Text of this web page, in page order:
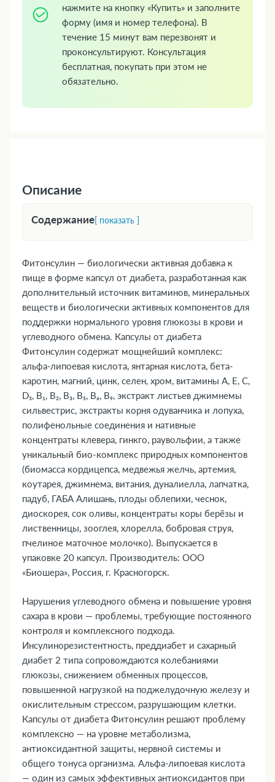
нажмите на кнопку «Купить» и заполните
форму (имя и номер телефона). В
течение 15 минут вам перезвонят и
проконсультируют. Консультация
бесплатная, покупать при этом не
обязательно.
Описание
Содержание[ показать ]
1. Форма выпуска
2. Фармакологическая группа
3. Фармакодинамика и фармакокинетика
4. Где купить Фитонсулин, наличие и цены в
аптеках
5. Показания к применению
6. Противопоказания
7. Состав
8. Инструкция по применению и дозы
9. Возможные побочные эффекты
10. Преимущества
11. Передозировка
12. Особые указания
13. Применение при беременности и
кормлении грудью
14. Влияние на способность управлять
транспортными средствами и механизмами
15. Совместимость с алкоголем
16. Условия хранения
17. ТОП-5 вопросов эксперту
Фитонсулин — биологически активная добавка к
пище в форме капсул от диабета, разработанная как
дополнительный источник витаминов, минеральных
веществ и биологически активных компонентов для
поддержки нормального уровня глюкозы в крови и
углеводного обмена. Капсулы от диабета
Фитонсулин содержат мощнейший комплекс:
альфа-липоевая кислота, янтарная кислота, бета-
каротин, магний, цинк, селен, хром, витамины А, Е, С,
D₃, В₁, В₂, В₃, В₅, В₆, В₉, экстракт листьев джимнемы
сильвестрис, экстракты корня одуванчика и лопуха,
полифенольные соединения и нативные
концентраты клевера, гинкго, раувольфии, а также
уникальный био-комплекс природных компонентов
(биомасса кордицепса, медвежья желчь, артемия,
коутарея, джимнема, витания, дуналиелла, лапчатка,
падуб, ГАБА Алишань, плоды облепихи, чеснок,
диоскорея, сок оливы, концентраты коры берёзы и
лиственницы, зооглея, хлорелла, бобровая струя,
пчелиное маточное молочко). Выпускается в
упаковке 20 капсул. Производитель: ООО
«Биошера», Россия, г. Красногорск.
Нарушения углеводного обмена и повышение уровня
сахара в крови — проблемы, требующие постоянного
контроля и комплексного подхода.
Инсулинорезистентность, преддиабет и сахарный
диабет 2 типа сопровождаются колебаниями
глюкозы, снижением обменных процессов,
повышенной нагрузкой на поджелудочную железу и
окислительным стрессом, разрушающим клетки.
Капсулы от диабета Фитонсулин решают проблему
комплексно — на уровне метаболизма,
антиоксидантной защиты, нервной системы и
общего тонуса организма. Альфа-липоевая кислота
— один из самых эффективных антиоксидантов при